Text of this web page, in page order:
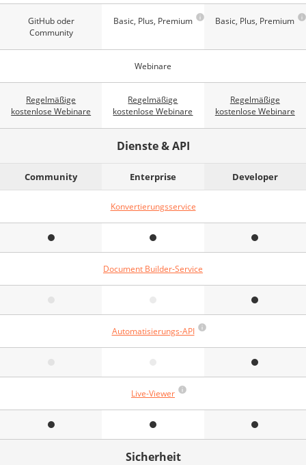
GitHub oder
Community
Basic, Plus, Premium Basic, Plus, Premium
Webinare
Regelmäßige
kostenlose Webinare
Regelmäßige
kostenlose Webinare
Regelmäßige
kostenlose Webinare
Dienste & API
Community Enterprise Developer
Konvertierungsservice
Document Builder-Service
Automatisierungs-API
Live-Viewer
Sicherheit